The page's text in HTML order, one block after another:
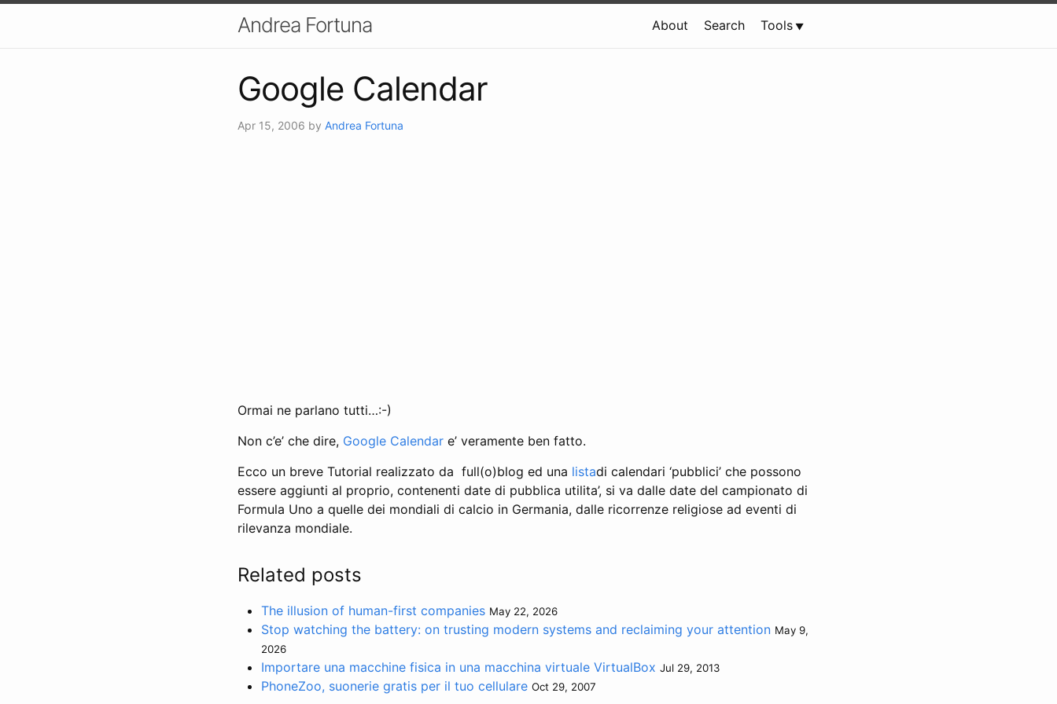
Andrea Fortuna About Search Tools
Google Calendar
Apr 15, 2006 by Andrea Fortuna
Ormai ne parlano tutti…:-)
Non c’e’ che dire, Google Calendar e’ veramente ben fatto.
Ecco un breve Tutorial realizzato da full(o)blog ed una listadi calendari ‘pubblici’ che possono
essere aggiunti al proprio, contenenti date di pubblica utilita’, si va dalle date del campionato di
Formula Uno a quelle dei mondiali di calcio in Germania, dalle ricorrenze religiose ad eventi di
rilevanza mondiale.
Related posts
The illusion of human-first companies May 22, 2026
Stop watching the battery: on trusting modern systems and reclaiming your attention May 9,
2026
Importare una macchine fisica in una macchina virtuale VirtualBox Jul 29, 2013
PhoneZoo, suonerie gratis per il tuo cellulare Oct 29, 2007